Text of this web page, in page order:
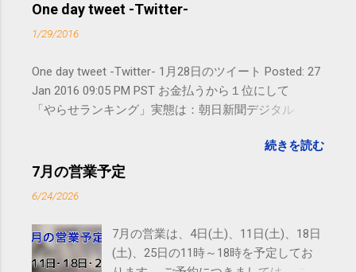
ので、ご予約、お問い合わせは
One day tweet -Twitter-
1/29/2016
One day tweet -Twitter- 1月28日のツイート Posted: 27
Jan 2016 09:05 PM PST お金払うから１位にして
「やらせランキング」実態は：朝日新聞デジタル
to email updates from サクマフィジカルコンディショ
ニング(@SPCstyle) - Twilog . To stop receiving these
powered by Google Google Inc., 1600 Amphitheatre
Parkway, Mountain View, CA 94043, United States
続きを読む
7月の営業予定
6/24/2026
7月の営業は、4日(土)、11日(土)、18日
(土)、25日の11時～18時を予定してお